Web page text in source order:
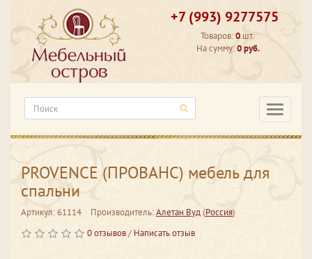
+7 (993) 9277575
Товаров:0 шт.
На сумму:0 руб.
PROVENCE (ПРОВАНС) мебель для
спальни
Артикул: 61114 Производитель:Алетан Вуд(Россия)
0 отзывов/ Написать отзыв